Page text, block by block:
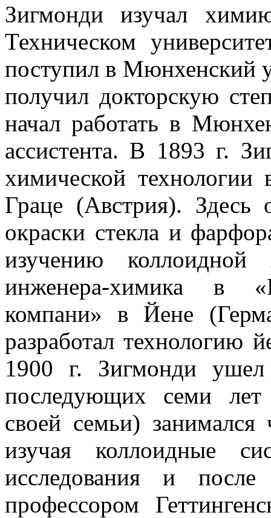
Зигмонди изучал
Техническом
поступил в Мюнхенский
получил докторскую
начал работать в
ассистента. В 1893 г.
химической технологии
Граце (Австрия). Здесь
окраски стекла и
изучению
инженера-химика в
компани» в Йене
разработал технологию
1900 г. Зигмонди
последующих семи
своей семьи) занимался
изучая коллоидные
исследования и
профессором